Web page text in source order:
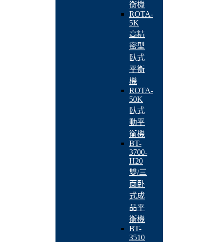
衡機
ROTA-
5K
高精
密型
臥式
平衡
機
ROTA-
50K
臥式
動平
衡機
BT-
3700-
H20
雙/三
面卧
式成
品平
衡機
BT-
3510